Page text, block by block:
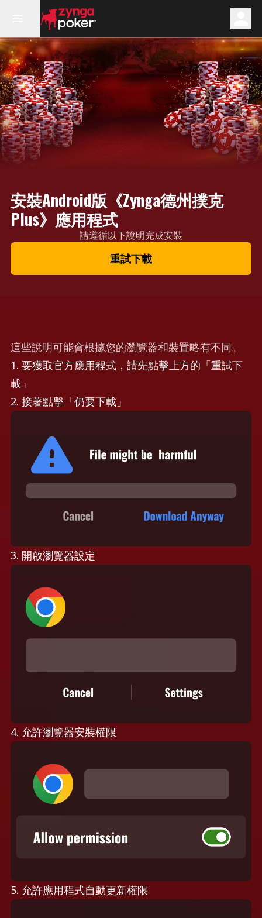
安裝Android版《Zynga德州撲克
Plus》應用程式
請遵循以下說明完成安裝
重試下載
這些說明可能會根據您的瀏覽器和裝置略有不同。
1. 要獲取官方應用程式，請先點擊上方的「重試下
載」
2. 接著點擊「仍要下載」
3. 開啟瀏覽器設定
4. 允許瀏覽器安裝權限
5. 允許應用程式自動更新權限